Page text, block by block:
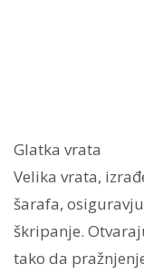
Glatka vrata
Velika vrata,
šarafa,
škripanje.
tako da